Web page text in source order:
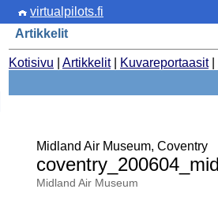
virtualpilots.fi
Artikkelit
Kotisivu Artikkelit| Kuvareportaasit|
Midland Air Museum, Coventry
Midland Air Museum